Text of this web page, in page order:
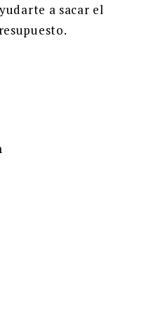
a sacar el